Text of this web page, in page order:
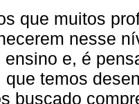
que muitos
nesse
ensino e, é
que temos
buscado